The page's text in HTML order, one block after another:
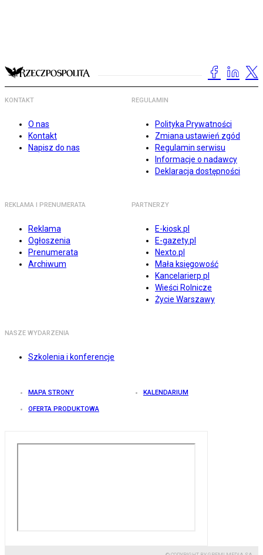
KONTAKT
O nas
Kontakt
Napisz do nas
REGULAMIN
Polityka Prywatności
Zmiana ustawień zgód
Regulamin serwisu
Informacje o nadawcy
Deklaracja dostępności
REKLAMA I PRENUMERATA
Reklama
Ogłoszenia
Prenumerata
Archiwum
PARTNERZY
E-kiosk.pl
E-gazety.pl
Nexto.pl
Mała księgowość
Kancelarierp.pl
Wieści Rolnicze
Życie Warszawy
NASZE WYDARZENIA
Szkolenia i konferencje
MAPA STRONY KALENDARIUM
OFERTA PRODUKTOWA